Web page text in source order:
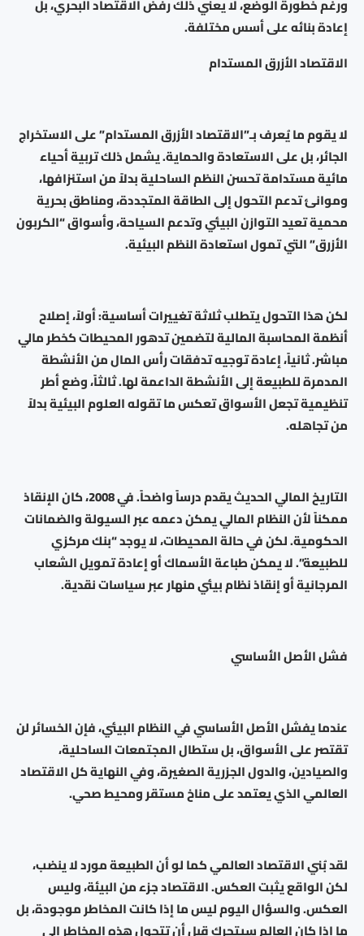
ورغم خطورة الوضع، لا يعني ذلك رفض الاقتصاد البحري، بل
إعادة بنائه على أسس مختلفة.
الاقتصاد الأزرق المستدام
لا يقوم ما يُعرف بـ”الاقتصاد الأزرق المستدام” على الاستخراج
الجائر، بل على الاستعادة والحماية. يشمل ذلك تربية أحياء
مائية مستدامة تحسن النظم الساحلية بدلاً من استنزافها،
وموانئ تدعم التحول إلى الطاقة المتجددة، ومناطق بحرية
محمية تعيد التوازن البيئي وتدعم السياحة، وأسواق “الكربون
الأزرق” التي تمول استعادة النظم البيئية.
لكن هذا التحول يتطلب ثلاثة تغييرات أساسية: أولاً، إصلاح
أنظمة المحاسبة المالية لتضمين تدهور المحيطات كخطر مالي
مباشر. ثانياً، إعادة توجيه تدفقات رأس المال من الأنشطة
المدمرة للطبيعة إلى الأنشطة الداعمة لها. ثالثاً، وضع أطر
تنظيمية تجعل الأسواق تعكس ما تقوله العلوم البيئية بدلاً
من تجاهله.
التاريخ المالي الحديث يقدم درساً واضحاً. في 2008، كان الإنقاذ
ممكناً لأن النظام المالي يمكن دعمه عبر السيولة والضمانات
الحكومية. لكن في حالة المحيطات، لا يوجد “بنك مركزي
للطبيعة”. لا يمكن طباعة الأسماك أو إعادة تمويل الشعاب
المرجانية أو إنقاذ نظام بيئي منهار عبر سياسات نقدية.
فشل الأصل الأساسي
عندما يفشل الأصل الأساسي في النظام البيئي، فإن الخسائر لن
تقتصر على الأسواق، بل ستطال المجتمعات الساحلية،
والصيادين، والدول الجزرية الصغيرة، وفي النهاية كل الاقتصاد
العالمي الذي يعتمد على مناخ مستقر ومحيط صحي.
لقد بُني الاقتصاد العالمي كما لو أن الطبيعة مورد لا ينضب،
لكن الواقع يثبت العكس. الاقتصاد جزء من البيئة، وليس
العكس. والسؤال اليوم ليس ما إذا كانت المخاطر موجودة، بل
ما إذا كان العالم سيتحرك قبل أن تتحول هذه المخاطر إلى